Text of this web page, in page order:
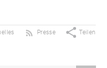
Teilen
Presse